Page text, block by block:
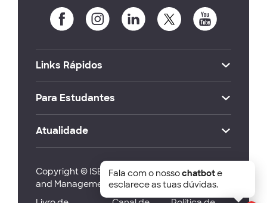
Links Rápidos
Para Estudantes
Atualidade
Copyright © ISEG Lisbon School of Economics
and Management 2026
Fala com o nossochatbote
esclarece as tuas dúvidas.